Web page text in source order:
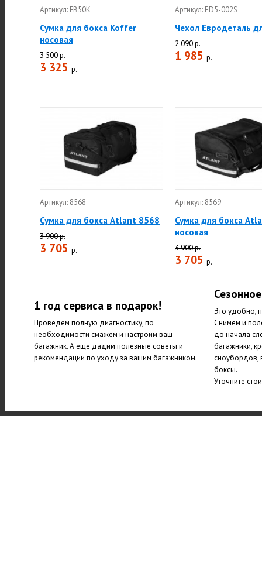
Артикул: FB50K
Сумка для бокса Koffer
носовая
3 500 р.
3 325 р.
Артикул: ED5-002S
Чехол Евродеталь
2 090 р.
1 985 р.
Артикул: 8568
Сумка для бокса Atlant 8568
3 900 р.
3 705 р.
Артикул: 8569
Сумка для бокса
носовая
3 900 р.
3 705 р.
1 год сервиса в подарок!
Проведем полную диагностику, по
необходимости смажем и настроим ваш
багажник. А еще дадим полезные советы и
рекомендации по уходу за вашим багажником.
Это удобно,
Снимем и
до начала
багажники,
сноубордов,
боксы.
Уточните